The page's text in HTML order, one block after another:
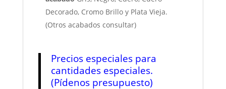
Decorado, Cromo Brillo y Plata Vieja.
(Otros acabados consultar)
Precios especiales para
cantidades especiales.
(Pídenos presupuesto)